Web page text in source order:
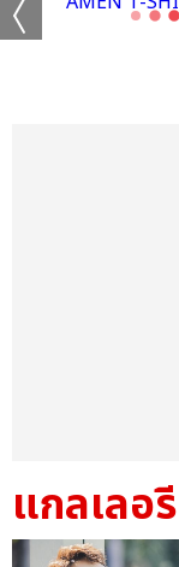
แกลเลอรี